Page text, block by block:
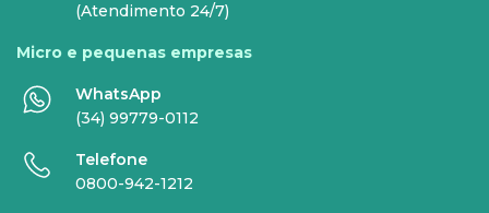
Internet Fibra
Comunicação de Dados
Super Wi-Fi
Internet Essence
(Atendimento 24/7)
Micro e pequenas empresas
WhatsApp
(34) 99779-0112
Telefone
0800-942-1212